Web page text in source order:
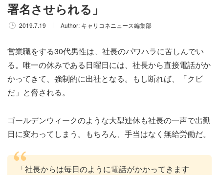
署名させられる」
2019.7.19 Author: キャリコネニュース編集部
営業職をする30代男性は、社長のパワハラに苦しんでい
る。唯一の休みである日曜日には、社長から直接電話がか
かってきて、強制的に出社となる。もし断れば、「クビ
だ」と脅される。
ゴールデンウィークのような大型連休も社長の一声で出勤
日に変わってしまう。もちろん、手当はなく無給労働だ。
「社長からは毎日のように電話がかかってきます